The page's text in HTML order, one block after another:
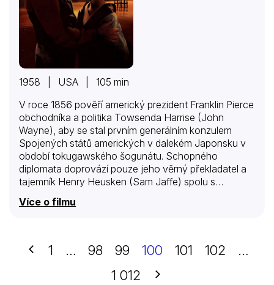
1958 | USA | 105 min
V roce 1856 pověří americký prezident Franklin Pierce
obchodníka a politika Towsenda Harrise (John
Wayne), aby se stal prvním generálním konzulem
Spojených států amerických v dalekém Japonsku v
období tokugawského šogunátu. Schopného
diplomata doprovází pouze jeho věrný překladatel a
tajemník Henry Heusken (Sam Jaffe) spolu s
čínskými služebníky. V japonském přístavu Šimoda je
ale nečeká vřelé uvítání, v odlehlém a izolovaném
a ve společnosti jsou považováni za hrozbu a
barbary. Japonci odmítají přijmout jeho pověřovací
listiny na základě smlouvy, kterou obě země uzavřely
Více o filmu
Předchozí
1 … 98 99 100 101 102
…
1 012
Další